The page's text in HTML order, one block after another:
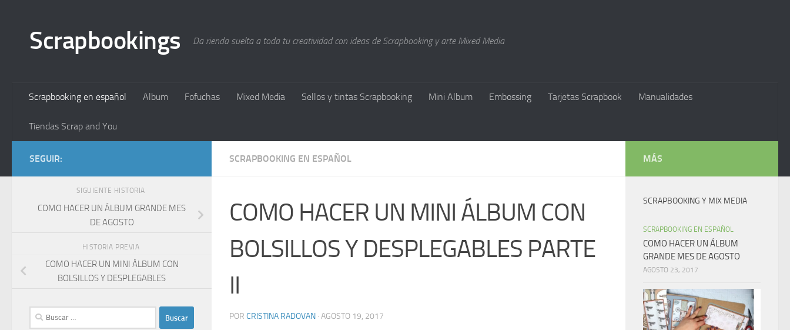
Scrapbookings Da rienda suelta a toda tu creatividad con ideas de Scrapbooking y arte Mixed Media
Scrapbooking en español Album Fofuchas Mixed Media Sellos y tintas Scrapbooking Mini Album Embossing Tarjetas Scrapbook Manualidades
Tiendas Scrap and You
SCRAPBOOKING EN ESPAÑOL
COMO HACER UN MINI ÁLBUM CON
BOLSILLOS Y DESPLEGABLES PARTE
II
POR CRISTINA RADOVAN · AGOSTO 19, 2017
SEGUIR:
SIGUIENTE HISTORIA
COMO HACER UN ÁLBUM GRANDE MES
DE AGOSTO
HISTORIA PREVIA
COMO HACER UN MINI ÁLBUM CON
BOLSILLOS Y DESPLEGABLES
Buscar:
MÁS
SCRAPBOOKING Y MIX MEDIA
SCRAPBOOKING EN ESPAÑOL
COMO HACER UN ÁLBUM
GRANDE MES DE AGOSTO
AGOSTO 23, 2017